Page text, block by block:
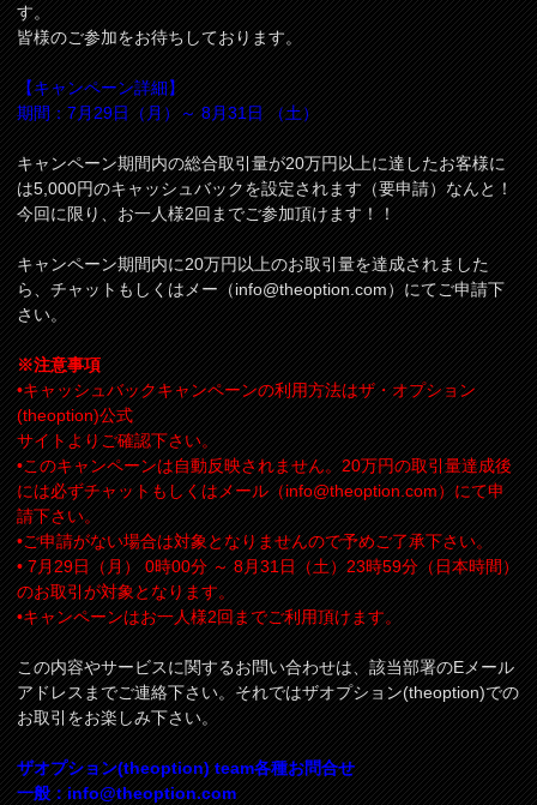
す。
皆様のご参加をお待ちしております。
【キャンペーン詳細】
期間：7月29日（月）～ 8月31日 （土）
キャンペーン期間内の総合取引量が20万円以上に達したお客様に
は5,000円のキャッシュバックを設定されます（要申請）なんと！
今回に限り、お一人様2回までご参加頂けます！！
キャンペーン期間内に20万円以上のお取引量を達成されました
ら、チャットもしくはメー（info@theoption.com）にてご申請下
さい。
※注意事項
•キャッシュバックキャンペーンの利用方法はザ・オプション
(theoption)公式
サイトよりご確認下さい。
•このキャンペーンは自動反映されません。20万円の取引量達成後
には必ずチャットもしくはメール（info@theoption.com）にて申
請下さい。
•ご申請がない場合は対象となりませんので予めご了承下さい。
• 7月29日（月） 0時00分 ～ 8月31日（土）23時59分（日本時間）
のお取引が対象となります。
•キャンペーンはお一人様2回までご利用頂けます。
この内容やサービスに関するお問い合わせは、該当部署のEメール
アドレスまでご連絡下さい。それではザオプション(theoption)での
お取引をお楽しみ下さい。
ザオプション(theoption) team各種お問合せ
一般：info@theoption.com